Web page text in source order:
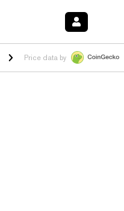
$1.007 -2.70%HYPE $54.48 -
Price data by